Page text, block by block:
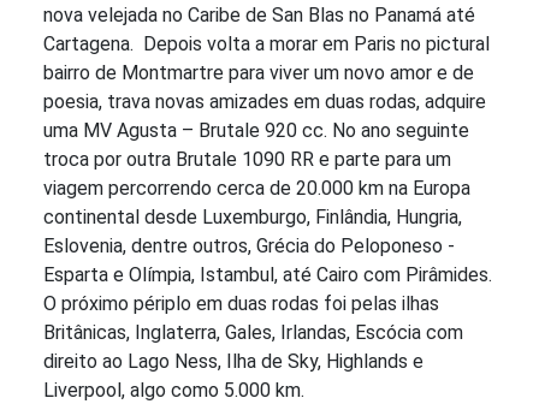
nova velejada no Caribe de San Blas no Panamá até
Cartagena. Depois volta a morar em Paris no pictural
bairro de Montmartre para viver um novo amor e de
poesia, trava novas amizades em duas rodas, adquire
uma MV Agusta – Brutale 920 cc. No ano seguinte
troca por outra Brutale 1090 RR e parte para um
viagem percorrendo cerca de 20.000 km na Europa
continental desde Luxemburgo, Finlândia, Hungria,
Eslovenia, dentre outros, Grécia do Peloponeso -
Esparta e Olímpia, Istambul, até Cairo com Pirâmides.
O próximo périplo em duas rodas foi pelas ilhas
Britânicas, Inglaterra, Gales, Irlandas, Escócia com
direito ao Lago Ness, Ilha de Sky, Highlands e
Liverpool, algo como 5.000 km.